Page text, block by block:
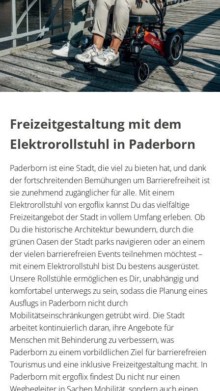
Freizeitgestaltung mit dem
Elektrorollstuhl in Paderborn
Paderborn ist eine Stadt, die viel zu bieten hat, und dank
der fortschreitenden Bemühungen um Barrierefreiheit ist
sie zunehmend zugänglicher für alle. Mit einem
Elektrorollstuhl von ergoflix kannst Du das vielfältige
Freizeitangebot der Stadt in vollem Umfang erleben. Ob
Du die historische Architektur bewundern, durch die
grünen Oasen der Stadt parks navigieren oder an einem
der vielen barrierefreien Events teilnehmen möchtest –
mit einem Elektrorollstuhl bist Du bestens ausgerüstet.
Unsere Rollstühle ermöglichen es Dir, unabhängig und
komfortabel unterwegs zu sein, sodass die Planung eines
Ausflugs in Paderborn nicht durch
Mobilitätseinschränkungen getrübt wird. Die Stadt
arbeitet kontinuierlich daran, ihre Angebote für
Menschen mit Behinderung zu verbessern, was
Paderborn zu einem vorbildlichen Ziel für barrierefreien
Tourismus und eine inklusive Freizeitgestaltung macht. In
Paderborn mit ergoflix findest Du nicht nur einen